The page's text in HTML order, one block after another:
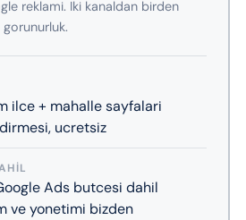
reklami. Iki kanaldan birden
ilce + mahalle sayfalari
ucretsiz
Ads butcesi dahil
ve yonetimi bizden